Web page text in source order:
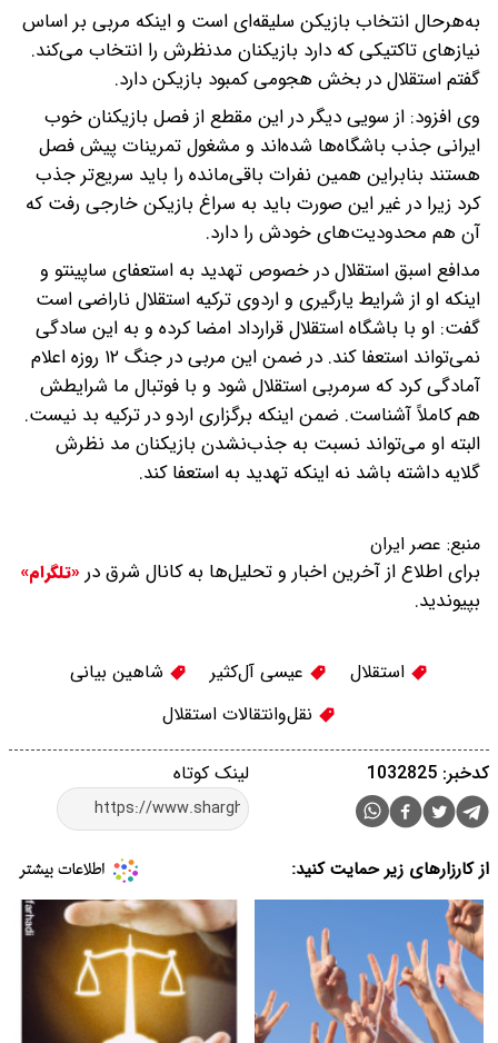
به‌هرحال انتخاب بازیکن سلیقه‌ای است و اینکه مربی بر اساس
نیازهای تاکتیکی که دارد بازیکنان مدنظرش را انتخاب می‌کند.
گفتم استقلال در بخش هجومی کمبود بازیکن دارد.
وی افزود: از سویی دیگر در این مقطع از فصل بازیکنان خوب
ایرانی جذب باشگاه‌ها شده‌اند و مشغول تمرینات پیش فصل
هستند بنابراین همین نفرات باقی‌مانده را باید سریع‌تر جذب
کرد زیرا در غیر این صورت باید به سراغ بازیکن خارجی رفت که
آن هم محدودیت‌های خودش را دارد.
مدافع اسبق استقلال در خصوص تهدید به استعفای ساپینتو و
اینکه او از شرایط یارگیری و اردوی ترکیه استقلال ناراضی است
گفت: او با باشگاه استقلال قرارداد امضا کرده و به این سادگی
نمی‌تواند استعفا کند. در ضمن این مربی در جنگ ۱۲ روزه اعلام
آمادگی کرد که سرمربی استقلال شود و با فوتبال ما شرایطش
هم کاملاً آشناست. ضمن اینکه برگزاری اردو در ترکیه بد نیست.
البته او می‌تواند نسبت به جذب‌نشدن بازیکنان مد نظرش
گلایه داشته باشد نه اینکه تهدید به استعفا کند.
منبع: عصر ایران
برای اطلاع از آخرین اخبار و تحلیل‌ها به کانال شرق در «تلگرام»
بپیوندید.
استقلال عیسی آل‌کثیر
شاهین بیانی
نقل‌وانتقالات استقلال
لینک کوتاه کدخبر: 1032825
از کارزارهای زیر حمایت کنید: